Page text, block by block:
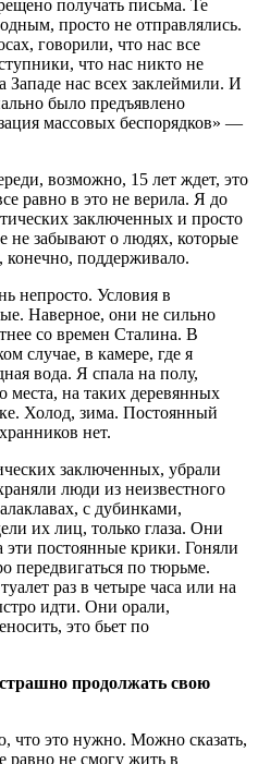
получать письма. Те
просто не отправлялись.
говорили, что нас все
что нас никто не
Западе нас всех заклеймили. И
было предъявлено
массовых беспорядков» —
возможно, 15 лет ждет, это
равно в это не верила. Я до
заключенных и просто
не забывают о людях, которые
конечно, поддерживало.
непросто. Условия в
Наверное, они не сильно
со времен Сталина. В
случае, в камере, где я
вода. Я спала на полу,
места, на таких деревянных
Холод, зима. Постоянный
нет.
заключенных, убрали
люди из неизвестного
с дубинками,
их лиц, только глаза. Они
постоянные крики. Гоняли
передвигаться по тюрьме.
раз в четыре часа или на
идти. Они орали,
это бьет по
продолжать свою
что это нужно. Можно сказать,
равно не смогу жить в